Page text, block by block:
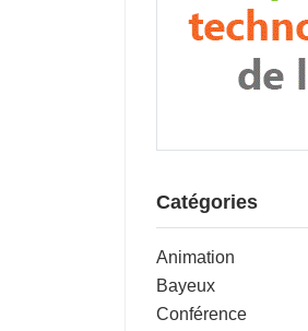
Catégories
Animation
Bayeux
Conférence